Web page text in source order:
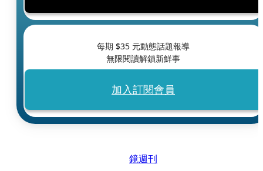
每期 $35 元動態話題報導
無限閱讀解鎖新鮮事
加入訂閱會員
鏡週刊